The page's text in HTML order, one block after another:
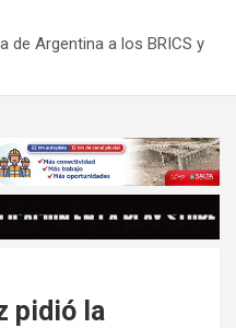
de Argentina a los BRICS y
pidió la